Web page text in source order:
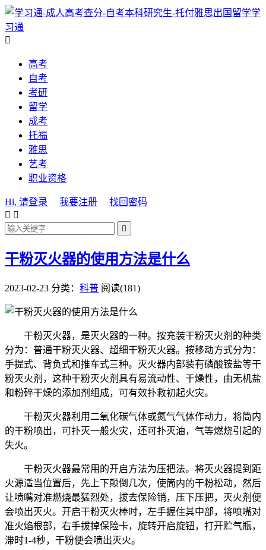
学
习通

高考
自考
考研
留学
成考
托福
雅思
艺考
职业资格
Hi, 请登录 我要注册
找回密码
 

干粉灭火器的使用方法是什么
2023-02-23 分类： 科普 阅读(181)
干粉灭火器，是灭火器的一种。按充装干粉灭火剂的种类
分为：普通干粉灭火器、超细干粉灭火器。按移动方式分为：
手提式、背负式和推车式三种。灭火器内部装有磷酸铵盐等干
粉灭火剂，这种干粉灭火剂具有易流动性、干燥性，由无机盐
和粉碎干燥的添加剂组成，可有效扑救初起火灾。
干粉灭火器利用二氧化碳气体或氮气气体作动力，将筒内
的干粉喷出，可扑灭一般火灾，还可扑灭油，气等燃烧引起的
失火。
干粉灭火器最常用的开启方法为压把法。将灭火器提到距
火源适当位置后，先上下颠倒几次，使筒内的干粉松动，然后
让喷嘴对准燃烧最猛烈处，拔去保险销，压下压把，灭火剂便
会喷出灭火。开启干粉灭火棒时，左手握住其中部，将喷嘴对
准火焰根部，右手拔掉保险卡，旋转开启旋钮，打开贮气瓶，
滞时1-4秒，干粉便会喷出灭火。